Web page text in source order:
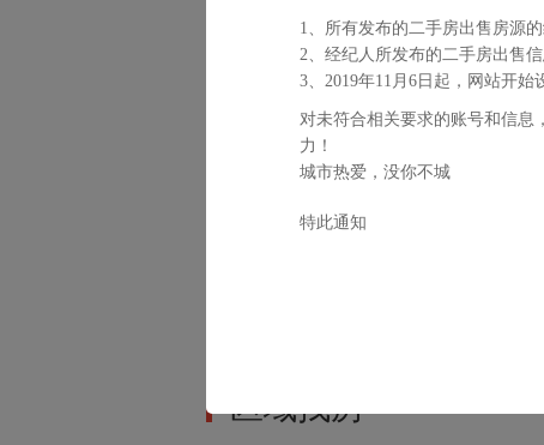
区域找房
1、所有发布的二手房出售房源
2、经纪人所发布的二手房出售
3、2019年11月6日起，网站开
对未符合相关要求的账号和信息，
力！
城市热爱，没你不城
特此通知